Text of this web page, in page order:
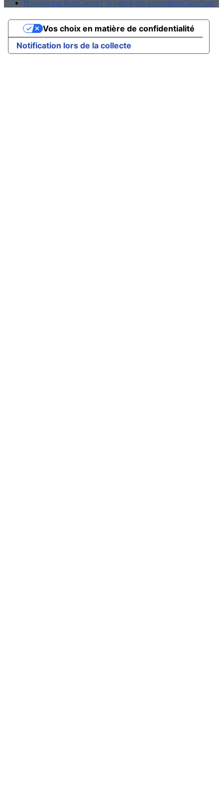
Propulsé par AssoConnect, le logiciel des associations Sportives
Notification lors de la collecte
Vos choix en matière de confidentialité